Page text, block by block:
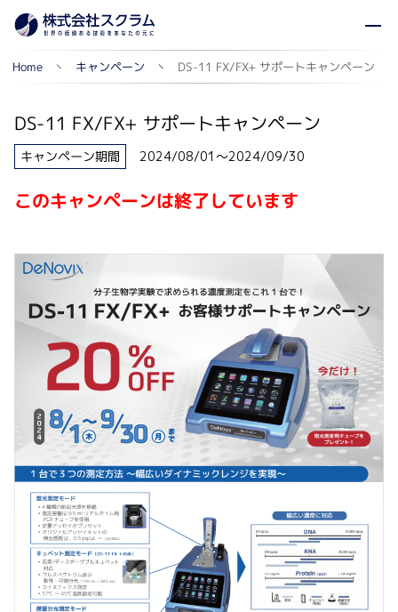
Home キャンペーン DS-11 FX/FX+ サポートキャンペーン
DS-11 FX/FX+ サポートキャンペーン
キャンペーン期間 2024/08/01～2024/09/30
このキャンペーンは終了しています